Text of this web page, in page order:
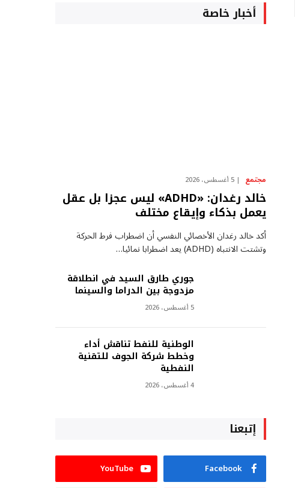
أخبار خاصة
مجتمع 5 أغسطس، 2026
خالد رغدان: «ADHD» ليس عجزا بل عقل
يعمل بذكاء وإيقاع مختلف
أكد خالد رغدان الأخصائي النفسي أن اضطراب فرط الحركة
وتشتت الانتباه (ADHD) يعد اضطرابا نمائيا…
جوري طارق السيد في انطلاقة
مزدوجة بين الدراما والسينما
5 أغسطس، 2026
الوطنية للنفط تناقش أداء
وخطط شركة الجوف للتقنية
النفطية
4 أغسطس، 2026
إتبعنا
Facebook
YouTube